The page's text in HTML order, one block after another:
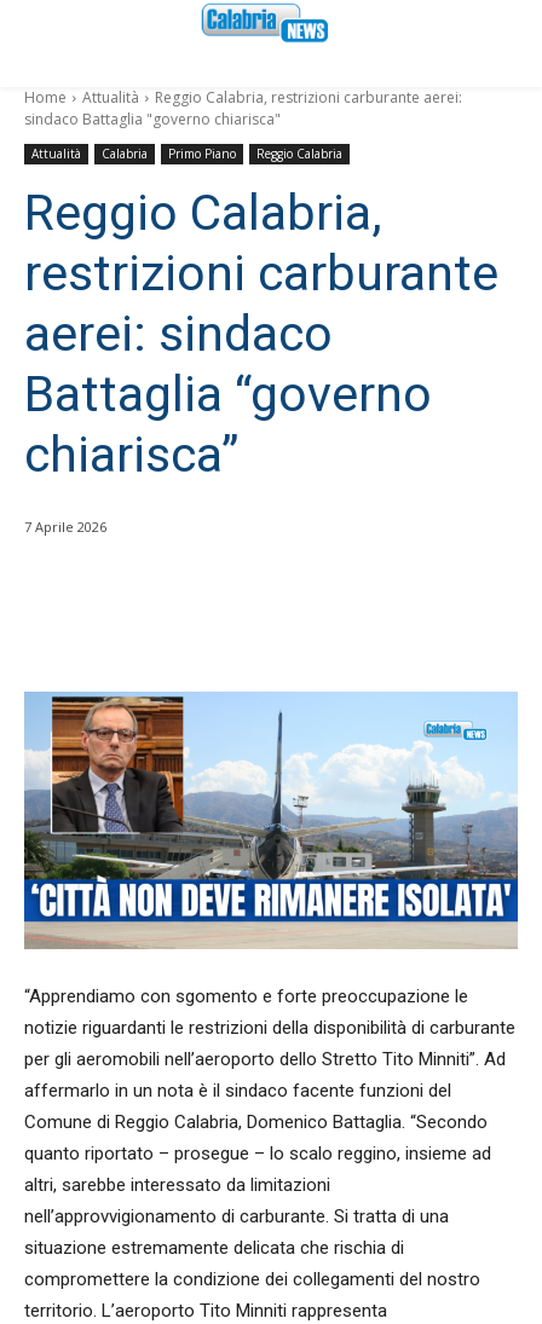
Home Attualità
Reggio Calabria, restrizioni carburante aerei:
sindaco Battaglia "governo chiarisca"
Attualità Calabria Primo Piano Reggio Calabria
Reggio Calabria,
restrizioni carburante
aerei: sindaco
Battaglia “governo
chiarisca”
7 Aprile 2026
“Apprendiamo con sgomento e forte preoccupazione le
notizie riguardanti le restrizioni della disponibilità di carburante
per gli aeromobili nell’aeroporto dello Stretto Tito Minniti”. Ad
affermarlo in un nota è il sindaco facente funzioni del
Comune di Reggio Calabria, Domenico Battaglia. “Secondo
quanto riportato – prosegue – lo scalo reggino, insieme ad
altri, sarebbe interessato da limitazioni
nell’approvvigionamento di carburante. Si tratta di una
situazione estremamente delicata che rischia di
compromettere la condizione dei collegamenti del nostro
territorio. L’aeroporto Tito Minniti rappresenta